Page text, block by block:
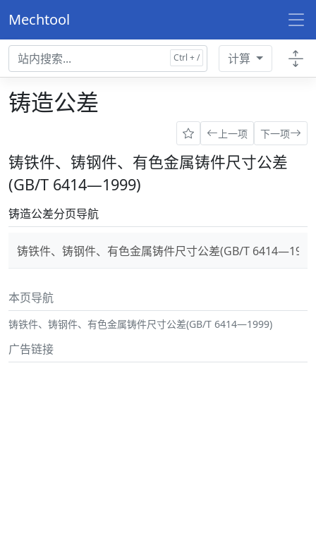
Mechtool
计算
铸造公差
上一项 下一项
铸铁件、铸钢件、有色金属铸件尺寸公差
(GB/T 6414—1999)
铸造公差分页导航
铸铁件、铸钢件、有色金属铸件尺寸公差(GB/T
本页导航
铸铁件、铸钢件、有色金属铸件尺寸公差(GB/T 6414—1999)
广告链接